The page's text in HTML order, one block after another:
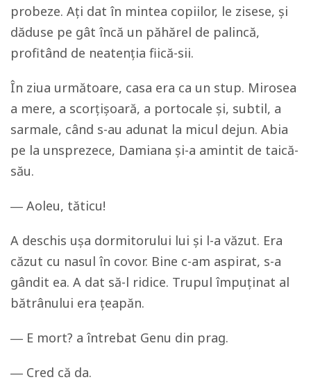
probeze. Ați dat în mintea copiilor, le zisese, și
dăduse pe gât încă un păhărel de palincă,
profitând de neatenția fiică-sii.
În ziua următoare, casa era ca un stup. Mirosea
a mere, a scorțișoară, a portocale și, subtil, a
sarmale, când s-au adunat la micul dejun. Abia
pe la unsprezece, Damiana și-a amintit de taică-
său.
― Aoleu, tăticu!
A deschis ușa dormitorului lui și l-a văzut. Era
căzut cu nasul în covor. Bine c-am aspirat, s-a
gândit ea. A dat să-l ridice. Trupul împuținat al
bătrânului era țeapăn.
― E mort? a întrebat Genu din prag.
― Cred că da.